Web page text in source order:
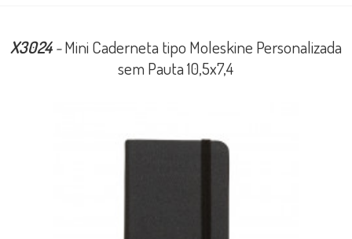
X3024-Mini Caderneta tipo Moleskine Personalizada
sem Pauta 10,5x7,4